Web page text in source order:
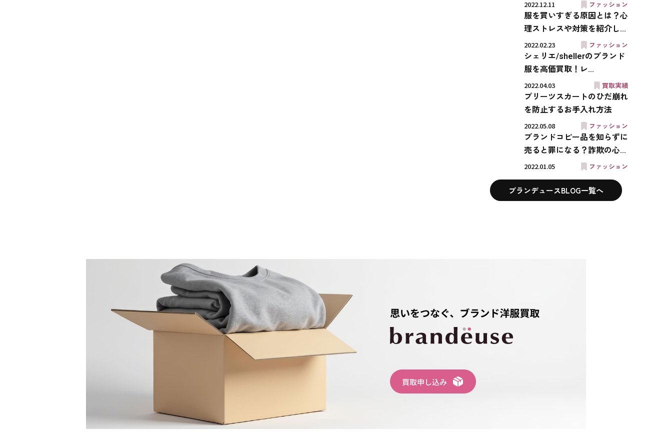
2022.12.11
ファッション
服を買いすぎる原因とは？心
理ストレスや対策を紹介し...
2022.02.23
ファッション
シェリエ/shellerのブランド
服を高価買取！レ...
2022.04.03
買取実績
プリーツスカートのひだ崩れ
を防止するお手入れ方法
2022.05.08
ファッション
ブランドコピー品を知らずに
売ると罪になる？詐欺の心...
2022.01.05
ファッション
ブランデュースBLOG一覧へ